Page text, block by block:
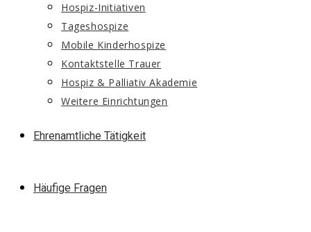
Hospiz-Initiativen
Tageshospize
Mobile Kinderhospize
Kontaktstelle Trauer
Hospiz & Palliativ Akademie
Weitere Einrichtungen
Ehrenamtliche Tätigkeit
Häufige Fragen